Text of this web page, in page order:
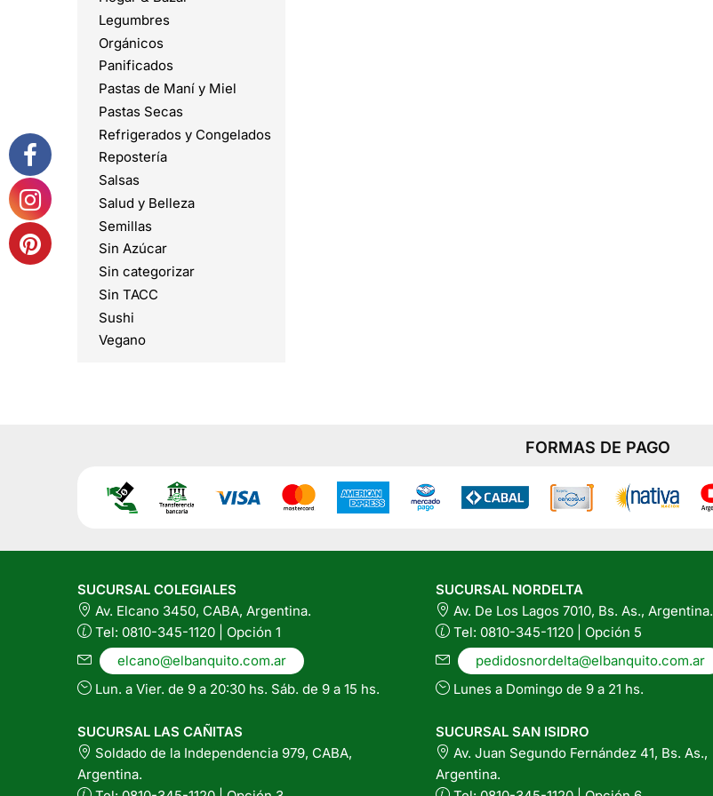
Legumbres
Orgánicos
Panificados
Pastas de Maní y Miel
Pastas Secas
Refrigerados y Congelados
Repostería
Salsas
Salud y Belleza
Semillas
Sin Azúcar
Sin categorizar
Sin TACC
Sushi
Vegano
FORMAS DE PAGO
SUCURSAL COLEGIALES
Av. Elcano 3450, CABA, Argentina.
Tel: 0810-345-1120 | Opción 1
elcano@elbanquito.com.ar
Lun. a Vier. de 9 a 20:30 hs. Sáb. de 9 a 15 hs.
SUCURSAL LAS CAÑITAS
Soldado de la Independencia 979, CABA,
Argentina.
SUCURSAL NORDELTA
Av. De Los Lagos 7010, Bs. As., Argentina.
Tel: 0810-345-1120 | Opción 5
pedidosnordelta@elbanquito.com.ar
Lunes a Domingo de 9 a 21 hs.
SUCURSAL SAN ISIDRO
Av. Juan Segundo Fernández 41, Bs. As.,
Argentina.